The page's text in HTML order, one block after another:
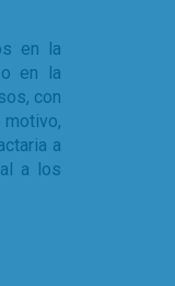
en la
en la
con
motivo,
a
a los